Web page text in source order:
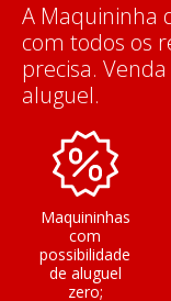
A Maquininha
com todos os
precisa.
aluguel.
Maquininhas
com
possibilidade
de aluguel
zero;